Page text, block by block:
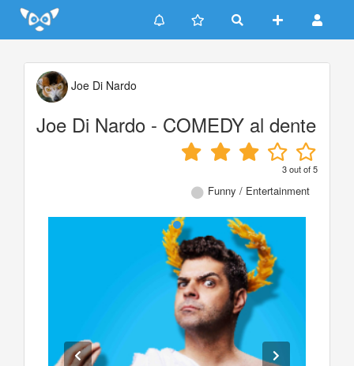
Update cookies preferences
Joe Di Nardo
Joe Di Nardo - COMEDY al dente
3out of5
Funny / Entertainment